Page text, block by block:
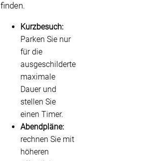
finden.
Kurzbesuch:
Parken Sie nur
für die
ausgeschilderte
maximale
Dauer und
stellen Sie
einen Timer.
Abendpläne:
rechnen Sie mit
höheren